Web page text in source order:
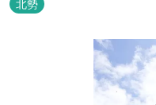
北勢